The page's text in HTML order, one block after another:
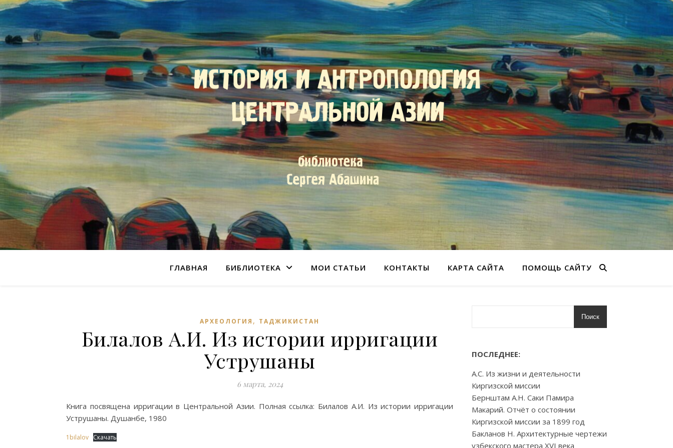
ГЛАВНАЯ БИБЛИОТЕКА МОИ СТАТЬИ КОНТАКТЫ КАРТА САЙТА ПОМОЩЬ САЙТУ
АРХЕОЛОГИЯ , ТАДЖИКИСТАН
Билалов А.И. Из истории ирригации
Уструшаны
6 марта, 2024
Книга посвящена ирригации в Центральной Азии. Полная ссылка: Билалов А.И. Из истории ирригации
Уструшаны. Душанбе, 1980
1bilalov Скачать
Поиск
ПОСЛЕДНЕЕ:
А.С. Из жизни и деятельности
Киргизской миссии
Бернштам А.Н. Саки Памира
Макарий. Отчёт о состоянии
Киргизской миссии за 1899 год
Бакланов Н. Архитектурные чертежи
узбекского мастера XVI века